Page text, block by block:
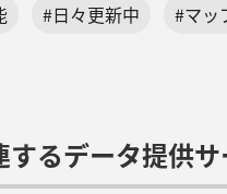
#日々更新中 #マッ
るデータ提供